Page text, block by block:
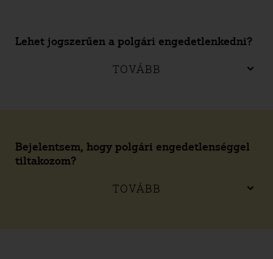
Lehet jogszerűen a polgári engedetlenkedni?
TOVÁBB
Bejelentsem, hogy polgári engedetlenséggel
tiltakozom?
TOVÁBB